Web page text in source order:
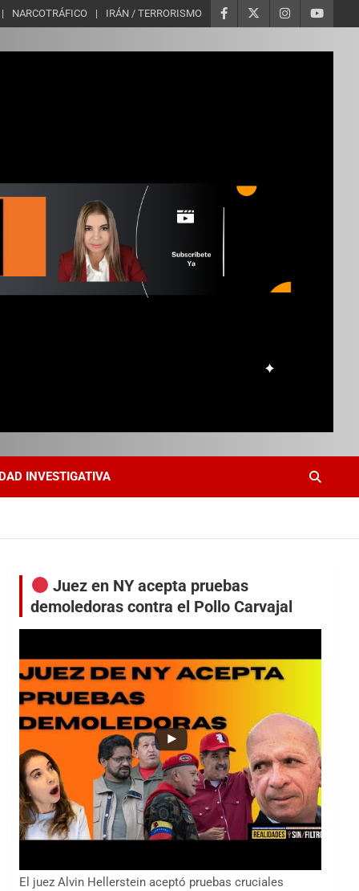
NARCOTRÁFICO IRÁN / TERRORISMO
INVESTIGATIVA
Juez en NY acepta pruebas
demoledoras contra el Pollo Carvajal
El juez Alvin Hellerstein aceptó pruebas cruciales